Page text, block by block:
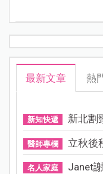
最新文章 熱
新知快遞 新北割
醫師專欄 立秋後
名人家庭 Janet